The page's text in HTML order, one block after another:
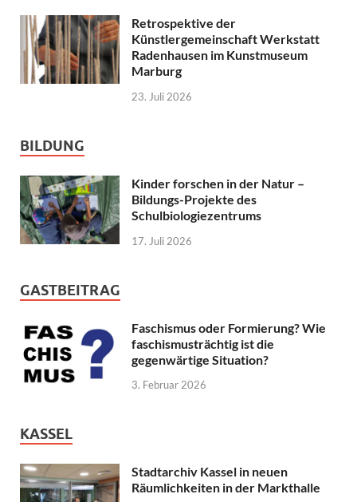
Retrospektive der
Künstlergemeinschaft Werkstatt
Radenhausen im Kunstmuseum
Marburg
23. Juli 2026
BILDUNG
Kinder forschen in der Natur –
Bildungs-Projekte des
Schulbiologiezentrums
17. Juli 2026
GASTBEITRAG
Faschismus oder Formierung? Wie
faschismusträchtig ist die
gegenwärtige Situation?
3. Februar 2026
KASSEL
Stadtarchiv Kassel in neuen
Räumlichkeiten in der Markthalle